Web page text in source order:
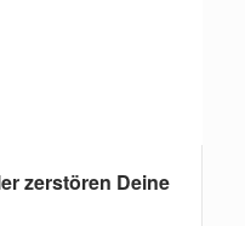
zerstören Deine